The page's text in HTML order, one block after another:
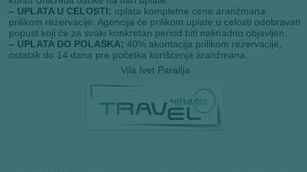
– UPLATA U CELOSTI: uplata kompletne cene aranžmana
prilikom rezervacije. Agencija će prilikom uplate u celosti odobravati
popust koji će za svaki konkretan period biti naknadno objavljen.
– UPLATA DO POLASKA: 40% akontacija prilikom rezervacije,
ostatak do 14 dana pre početka korišćenja aranžmana.
Vila Ivet Paralija